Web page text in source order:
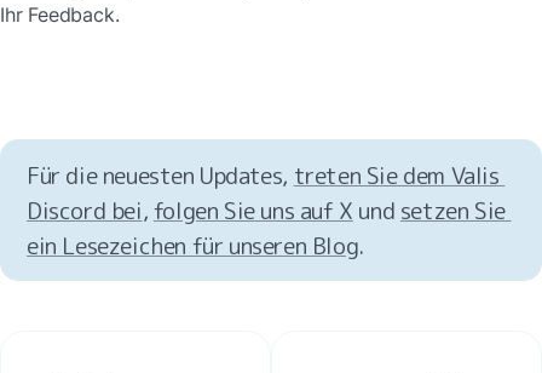
Ihr Feedback.
Für die neuesten Updates, treten Sie dem Valis
Discord bei, folgen Sie uns auf X und setzen Sie
ein Lesezeichen für unseren Blog.